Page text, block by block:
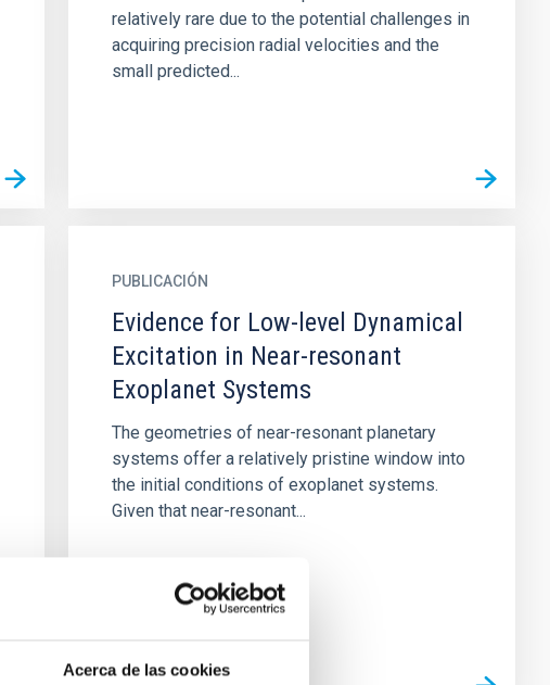
Acerca de las cookies
relatively rare due to the potential challenges in
acquiring precision radial velocities and the
small predicted...
PUBLICACIÓN
Evidence for Low-level Dynamical
Excitation in Near-resonant
Exoplanet Systems
The geometries of near-resonant planetary
systems offer a relatively pristine window into
the initial conditions of exoplanet systems.
Given that near-resonant...